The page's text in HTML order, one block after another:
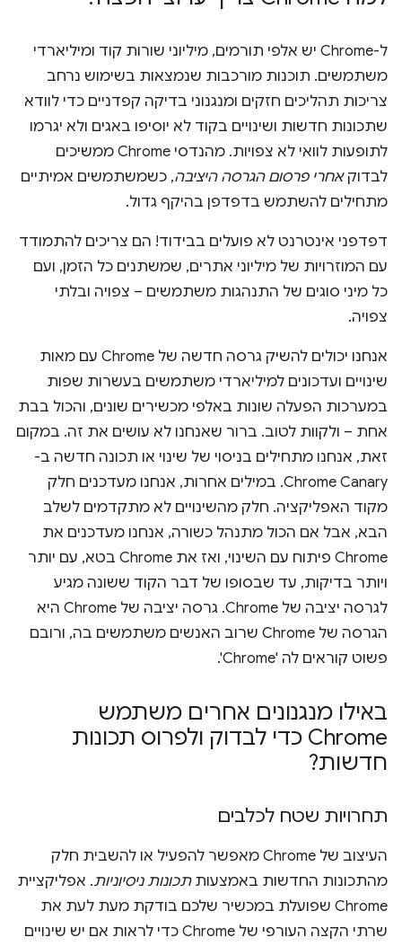
ל-Chrome יש אלפי תורמים, מיליוני שורות קוד ומיליארדי
משתמשים. תוכנות מורכבות שנמצאות בשימוש נרחב
צריכות תהליכים חזקים ומנגנוני בדיקה קפדניים כדי לוודא
שתכונות חדשות ושינויים בקוד לא יוסיפו באגים ולא יגרמו
לתופעות לוואי לא צפויות. מהנדסי Chrome ממשיכים
לבדוקאחרי פרסום הגרסה היציבה, כשמשתמשים אמיתיים
מתחילים להשתמש בדפדפן בהיקף גדול.
דפדפני אינטרנט לא פועלים בבידוד! הם צריכים להתמודד
עם המוזרויות של מיליוני אתרים, שמשתנים כל הזמן, ועם
כל מיני סוגים של התנהגות משתמשים – צפויה ובלתי
צפויה.
אנחנו יכולים להשיק גרסה חדשה של Chrome עם מאות
שינויים ועדכונים למיליארדי משתמשים בעשרות שפות
במערכות הפעלה שונות באלפי מכשירים שונים, והכול בבת
אחת – ולקוות לטוב. ברור שאנחנו לא עושים את זה. במקום
זאת, אנחנו מתחילים בניסוי של שינוי או תכונה חדשה ב-
Chrome Canary. במילים אחרות, אנחנו מעדכנים חלק
מקוד האפליקציה. חלק מהשינויים לא מתקדמים לשלב
הבא, אבל אם הכול מתנהל כשורה, אנחנו מעדכנים את
Chrome פיתוח עם השינוי, ואז את Chrome בטא, עם יותר
ויותר בדיקות, עד שבסופו של דבר הקוד ששונה מגיע
לגרסה יציבה של Chrome. גרסה יציבה של Chrome היא
הגרסה של Chrome שרוב האנשים משתמשים בה, ורובם
פשוט קוראים לה 'Chrome'.
באילו מנגנונים אחרים משתמש
Chrome כדי לבדוק ולפרוס תכונות
חדשות?
תחרויות שטח לכלבים
העיצוב של Chrome מאפשר להפעיל או להשבית חלק
מהתכונות החדשות באמצעותתכונות ניסיוניות. אפליקציית
Chrome שפועלת במכשיר שלכם בודקת מעת לעת את
שרתי הקצה העורפי של Chrome כדי לראות אם יש שינויים